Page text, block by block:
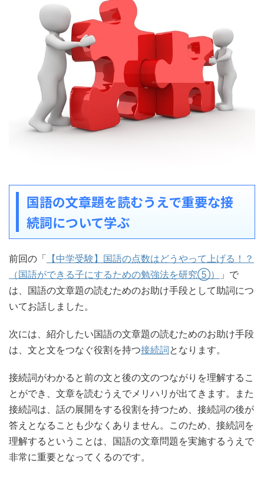
国語の文章題を読むうえで重要な接
続詞について学ぶ
前回の「 【中学受験】国語の点数はどうやって上げる！？
（国語ができる子にするための勉強法を研究⑤）
」で
は、国語の文章題の読むためのお助け手段として助詞につ
いてお話しました。
次には、紹介したい国語の文章題の読むためのお助け手段
は、文と文をつなぐ役割を持つ接続詞となります。
接続詞がわかると前の文と後の文のつながりを理解するこ
とができ、文章を読むうえでメリハリが出てきます。また
接続詞は、話の展開をする役割を持つため、接続詞の後が
答えとなることも少なくありません。このため、接続詞を
理解するということは、国語の文章問題を実施するうえで
非常に重要となってくるのです。